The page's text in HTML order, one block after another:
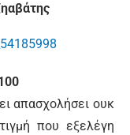
απασχολήσει ουκ
που εξελέγη